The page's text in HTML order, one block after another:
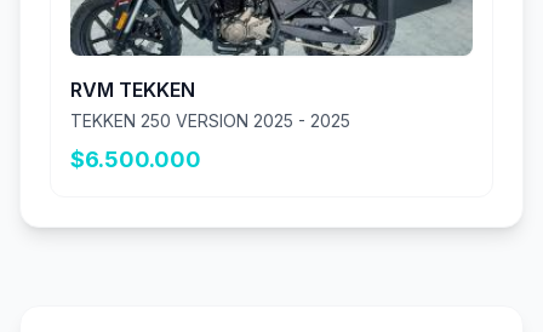
RVM TEKKEN
TEKKEN 250 VERSION 2025 - 2025
$6.500.000